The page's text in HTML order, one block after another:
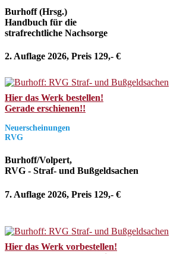
Burhoff (Hrsg.)
Handbuch für die
strafrechtliche Nachsorge
2. Auflage 2026, Preis 129,- €
Hier das Werk bestellen!
Gerade erschienen!!
Neuerscheinungen
RVG
Burhoff/Volpert,
RVG - Straf- und Bußgeldsachen
7. Auflage 2026, Preis 129,- €
Hier das Werk vorbestellen!